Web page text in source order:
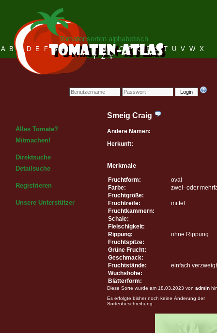
Login
Tomatensorten alphabetisch
A B C D E F G H I J K L M N O P Q R S T U V W X
Y Z #
Alles Tomate?
Mitmachen!
Direktsuche
Detailsuche
Registrieren
Unsere Unterstützer
Smeig Craig
Andere Namen:
Herkunft:
Merkmale
Fruchtform:
oval
Farbe:
zwei- oder
Fruchtgröße:
Fruchtreife:
mittel
Fruchtkammern:
Schale:
Fleischigkeit:
Rippung:
ohne Rippung
Fruchtspitze:
Grüne Frucht:
Geschmack:
Fruchtstände:
einfach verzweigt
Wuchshöhe:
Blätterform:
Diese Sorte wurde am 18.03.2023 von admin
Es erfolgte bisher noch keine Änderung der
Sortenbeschreibung.